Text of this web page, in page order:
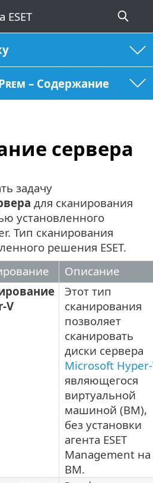
Prem – Содержание
сервера
задачу
для сканирования
установленного
Тип сканирования
решения ESET.
Описание
V
Этот тип
сканирования
позволяет
сканировать
диски сервера
Microsoft
являющегося
виртуальной
машиной (ВМ),
без установки
агента ESET
Management на
ВМ.